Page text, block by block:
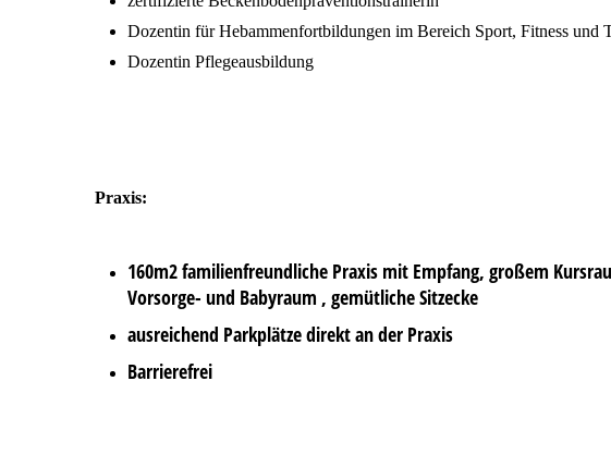
Dozentin für Hebammenfortbildungen im Bereich Sport, Fitness und
Dozentin Pflegeausbildung
Praxis:
160m2 familienfreundliche Praxis mit Empfang, großem
Vorsorge- und Babyraum , gemütliche Sitzecke
ausreichend Parkplätze direkt an der Praxis
Barrierefrei